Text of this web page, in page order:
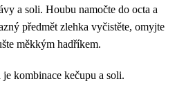
a soli. Houbu namočte do octa a
předmět zlehka vyčistěte, omyjte
měkkým hadříkem.
kombinace kečupu a soli.